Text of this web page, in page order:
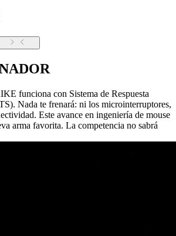
funciona con Sistema de Respuesta
Nada te frenará: ni los microinterruptores,
Este avance en ingeniería de mouse
arma favorita. La competencia no sabrá